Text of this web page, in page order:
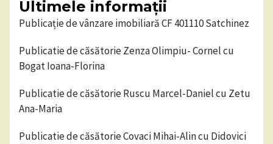
Ultimele informații
Publicație de vânzare imobiliară CF 401110 Satchinez
Publicatie de căsătorie Zenza Olimpiu- Cornel cu
Bogat Ioana-Florina
Publicatie de căsătorie Ruscu Marcel-Daniel cu Zetu
Ana-Maria
Publicatie de căsătorie Covaci Mihai-Alin cu Didovici